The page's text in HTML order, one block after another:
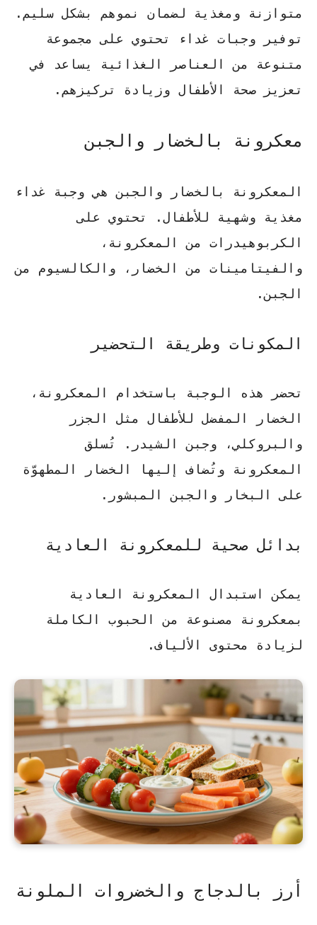
متوازنة ومغذية لضمان نموهم بشكل سليم.
توفير وجبات غداء تحتوي على مجموعة
متنوعة من العناصر الغذائية يساعد في
تعزيز صحة الأطفال وزيادة تركيزهم.
معكرونة بالخضار والجبن
المعكرونة بالخضار والجبن هي وجبة غداء
مغذية وشهية للأطفال. تحتوي على
الكربوهيدرات من المعكرونة،
والفيتامينات من الخضار، والكالسيوم من
الجبن.
المكونات وطريقة التحضير
تحضر هذه الوجبة باستخدام المعكرونة،
الخضار المفضل للأطفال مثل الجزر
والبروكلي، وجبن الشيدر. تُسلق
المعكرونة وتُضاف إليها الخضار المطهوّة
على البخار والجبن المبشور.
بدائل صحية للمعكرونة العادية
يمكن استبدال المعكرونة العادية
بمعكرونة مصنوعة من الحبوب الكاملة
لزيادة محتوى الألياف.
أرز بالدجاج والخضروات الملونة